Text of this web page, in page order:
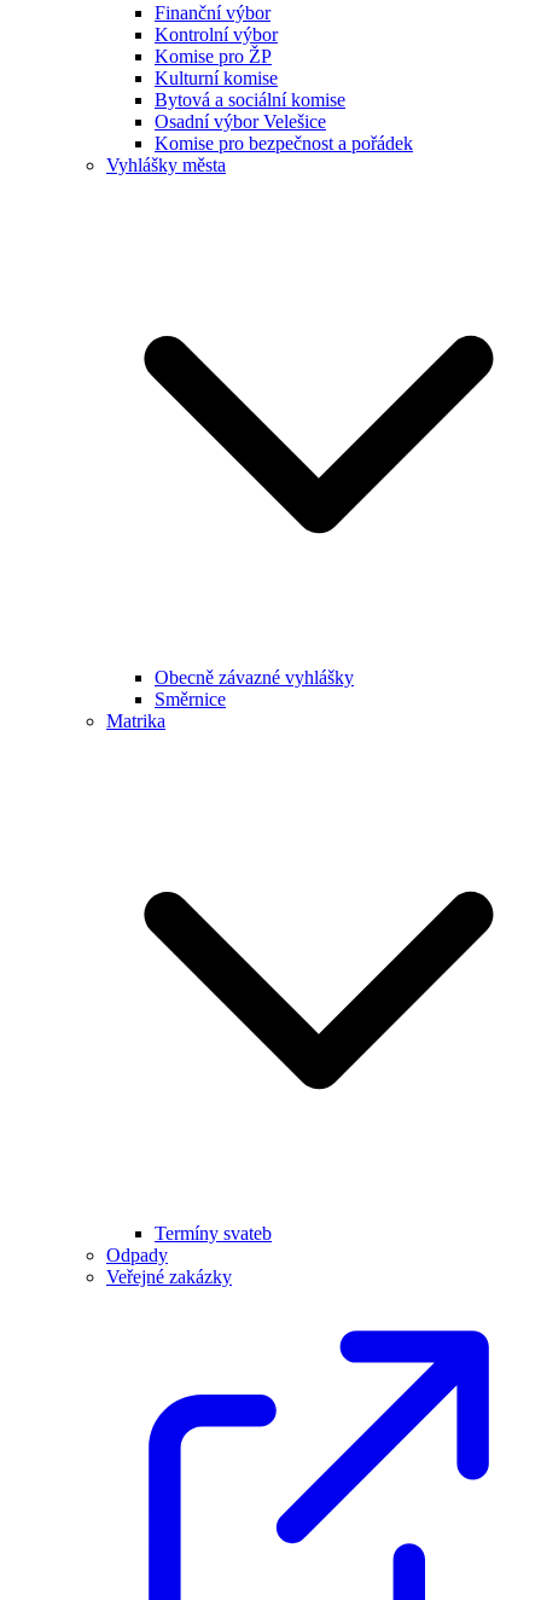
Finanční výbor
Kontrolní výbor
Komise pro ŽP
Kulturní komise
Bytová a sociální komise
Osadní výbor Velešice
Komise pro bezpečnost a pořádek
Vyhlášky města
Obecně závazné vyhlášky
Směrnice
Matrika
Termíny svateb
Odpady
Veřejné zakázky